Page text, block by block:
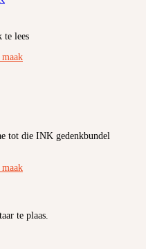
te lees
tot die INK gedenkbundel
te plaas.